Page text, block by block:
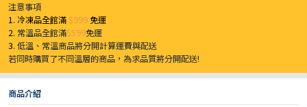
注意事項
1. 冷凍品全館滿 $999免運
2. 常溫品全館滿$599免運
3.低溫、常溫商品將分開計算運費與配送
若同時購買了不同溫層的商品，為求品質將分開配送!
商品介紹